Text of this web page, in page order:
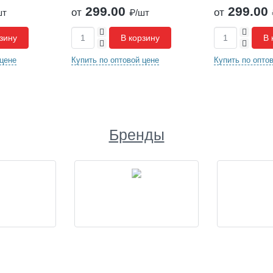
от 299.00 ₽/шт
-
+
В корзину
Купить по оптовой цене
от 299.00
-
+
В
Купить по
Бренды